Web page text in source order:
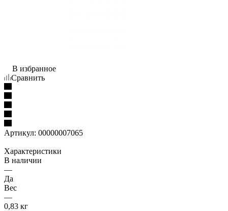
В избранное
Сравнить
Артикул: 00000007065
Характеристики
В наличии
—
Да
Вес
—
0,83 кг